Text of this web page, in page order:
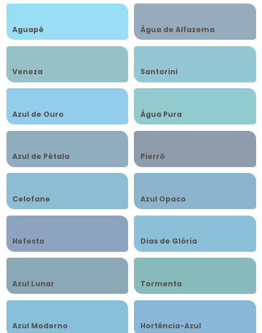
Aguapé Água de Alfazema
Veneza Santorini
Azul de Ouro Água Pura
Azul de Pétala Pierrô
Celofane Azul Opaco
Hefesto Dias de Glória
Azul Lunar Tormenta
Azul Moderno Hortência-Azul